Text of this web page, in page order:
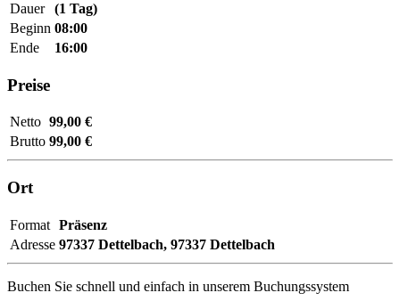
Dauer
(1 Tag)
Beginn 08:00
Ende
16:00
Preise
Netto 99,00 €
Brutto 99,00 €
Ort
Format Präsenz
Adresse 97337 Dettelbach, 97337 Dettelbach
Buchen Sie schnell und einfach in unserem Buchungssystem